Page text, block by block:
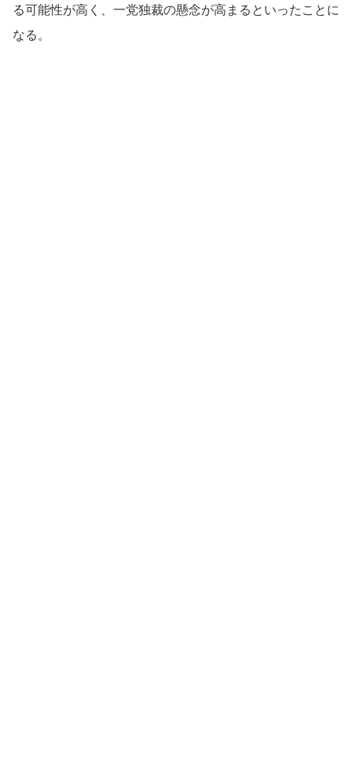
る可能性が高く、一党独裁の懸念が高まるといったことに
なる。